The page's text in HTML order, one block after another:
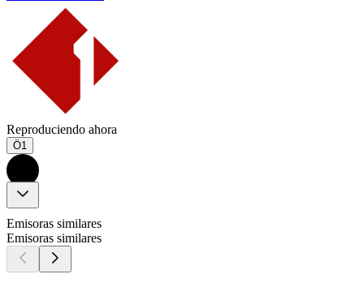
Reproduciendo ahora
Ö1
Emisoras similares
Emisoras similares